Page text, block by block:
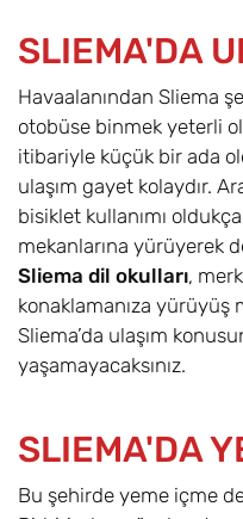
SLIEMA'DA
Havaalanından Sliema
otobüse binmek yeterli
itibariyle küçük bir ada
ulaşım gayet kolaydır.
bisiklet kullanımı
mekanlarına yürüyerek
Sliema dil okulları,
konaklamanıza yürüyüş
Sliema’da ulaşım
yaşamayacaksınız.
SLIEMA'DA
Bu şehirde yeme içme